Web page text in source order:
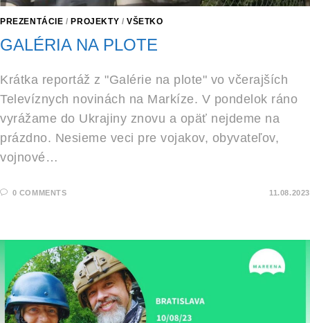
PREZENTÁCIE / PROJEKTY /VŠETKO
GALÉRIA NA PLOTE
Krátka reportáž z "Galérie na plote" vo včerajších
Televíznych novinách na Markíze. V pondelok ráno
vyrážame do Ukrajiny znovu a opäť nejdeme na
prázdno. Nesieme veci pre vojakov, obyvateľov,
vojnové…
0 COMMENTS 11.08.2023